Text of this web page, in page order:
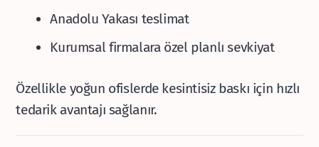
Anadolu Yakası teslimat
Kurumsal firmalara özel planlı sevkiyat
Özellikle yoğun ofislerde kesintisiz baskı için hızlı
tedarik avantajı sağlanır.